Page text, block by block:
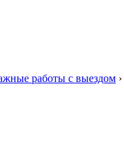
работы с выездом ›